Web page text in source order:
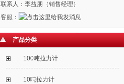
联系人：李益朋（销售经理）
客服：
产品分类
100吨拉力计
10吨拉力计